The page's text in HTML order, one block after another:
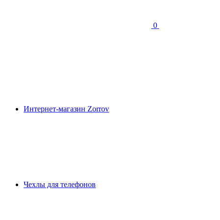
0
Интернет-магазин Zorrov
Чехлы для телефонов